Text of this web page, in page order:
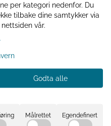
du handler
inn
inn
per kategori nedenfor. Du
tilbake dine samtykker via
vår.
Godta alle
Målrettet Egendefinert